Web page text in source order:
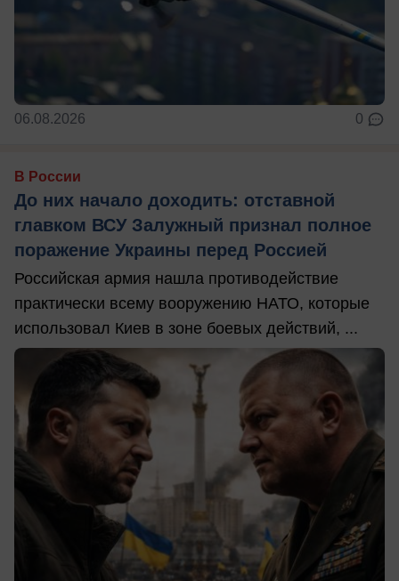
06.08.2026 0
В России
До них начало доходить: отставной
главком ВСУ Залужный признал полное
поражение Украины перед Россией
Российская армия нашла противодействие
практически всему вооружению НАТО, которые
использовал Киев в зоне боевых действий, ...